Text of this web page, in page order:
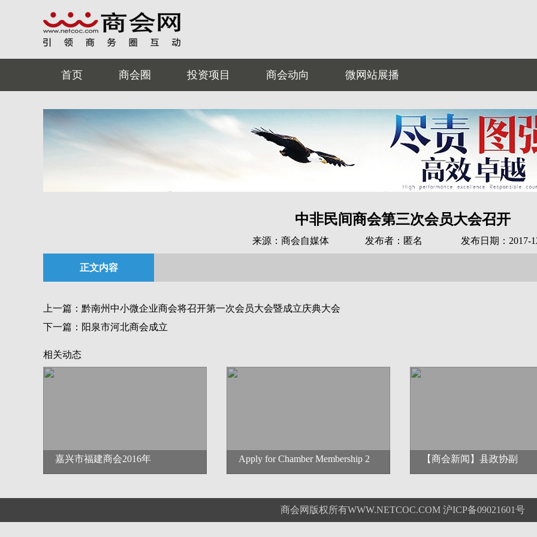
首页 商会圈 投资项目 商会动向 微网站展播
中非民间商会第三次会员大会召开
来源：商会自媒体 发布者：匿名 发布日期：2017-
正文内容
上一篇： 黔南州中小微企业商会将召开第一次会员大会暨成立庆典大会
下一篇： 阳泉市河北商会成立
相关动态
嘉兴市福建商会2016年 Apply for Chamber Membership 2 【商会新闻】县政协副
商会网版权所有WWW.NETCOC.COM 沪ICP备09021601号